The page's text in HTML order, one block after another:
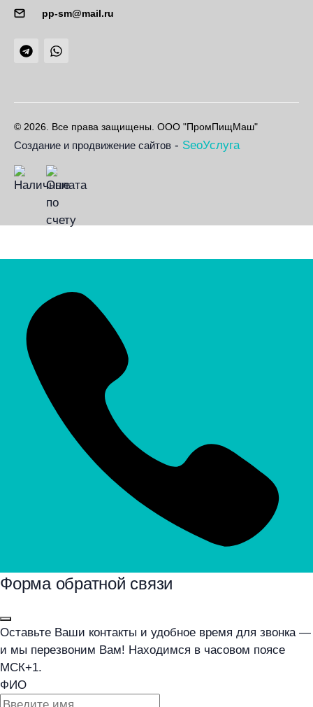
pp-sm@mail.ru
© 2026. Все права защищены. ООО "ПромПищМаш"
Создание и продвижение сайтов - SeoУслуга
Форма обратной связи
Оставьте Ваши контакты и удобное время для звонка —
и мы перезвоним Вам! Находимся в часовом поясе
МСК+1.
ФИО